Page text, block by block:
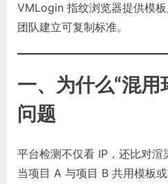
VMLogin 指纹浏览器提供模
团队建立可复制标准。
一、为什么“混用
问题
平台检测不仅看 IP，还比对渲
当项目 A 与项目 B 共用模板